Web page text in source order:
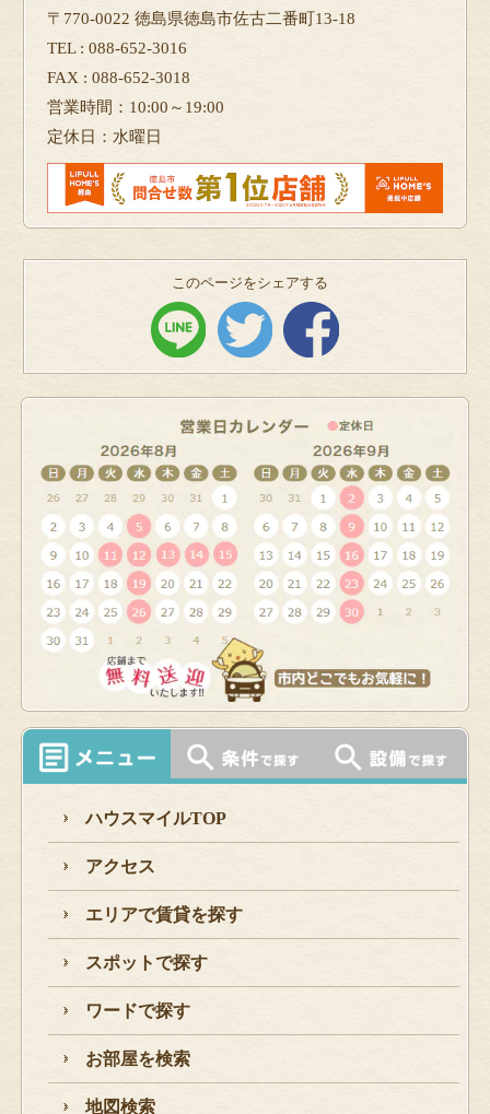
〒770-0022 徳島県徳島市佐古二番町13-18
TEL : 088-652-3016
FAX : 088-652-3018
営業時間：10:00～19:00
定休日：水曜日
このページをシェアする
ハウスマイルTOP
アクセス
エリアで賃貸を探す
スポットで探す
ワードで探す
お部屋を検索
地図検索